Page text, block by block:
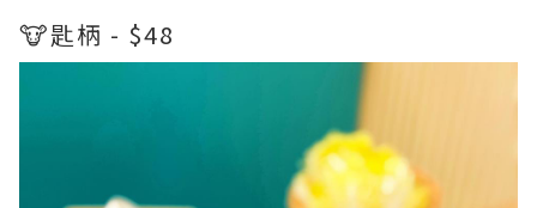
🐮匙柄 - $48